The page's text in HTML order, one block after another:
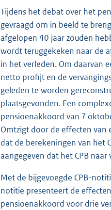
Tijdens het debat over het
gevraagd om in beeld te
afgelopen 40 jaar zouden
wordt teruggekeken naar de
in het verleden. Om daarvan
netto profijt en de
geleden te worden
plaatsgevonden. Een
pensioenakkoord van 7
Omtzigt door de effecten van
dat de berekeningen van het
aangegeven dat het CPB
Met de bijgevoegde CPB-
notitie presenteert de
pensioenakkoord voor drie